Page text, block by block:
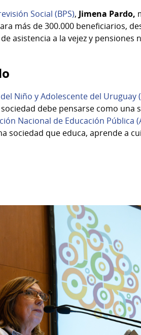
Social (BPS), Jimena Pardo,
más de 300.000 beneficiarios,
asistencia a la vejez y pensiones
Niño y Adolescente del Uruguay
debe pensarse como una
Nacional de Educación Pública
sociedad que educa, aprende a